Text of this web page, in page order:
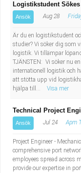
Logistikstudent
Ansök Aug 28
Är du en logistikstudent
studier? Vi söker dig som
logistik. Vi tillämpar
TJÄNSTEN: Vi söker nu
internationell logistik och
att stötta upp vid
hjälpa till...
Visa mer
Technical Project
Ansök Jul 24 Apm
Project Engineer -
comprehensive port
employees spread across
provide our expertise in